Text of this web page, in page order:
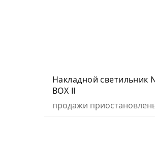
Накладной светильник
BOX II
продажи приостановлены